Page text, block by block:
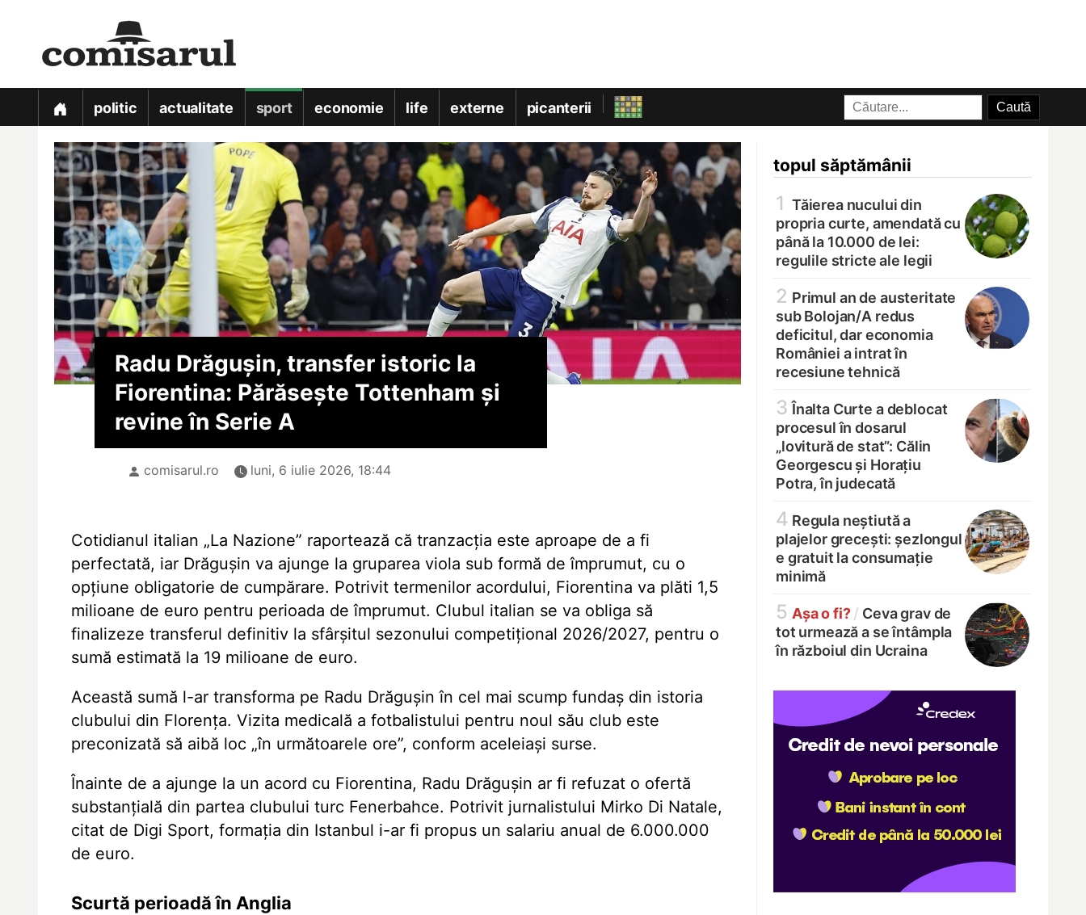
politic actualitate sport economie life externe picanterii
topul săptămânii
1 Tăierea nucului din
propria curte, amendată cu
până la 10.000 de lei:
regulile stricte ale legii
2 Primul an de austeritate
sub Bolojan/A redus
deficitul, dar economia
României a intrat în
recesiune tehnică
3 Înalta Curte a deblocat
procesul în dosarul
„lovitură de stat”: Călin
Georgescu și Horațiu
Potra, în judecată
4 Regula neștiută a
plajelor grecești: șezlongul
e gratuit la consumație
minimă
5 Așa o fi? / Ceva grav de
tot urmează a se întâmpla
în războiul din Ucraina
Radu Drăgușin, transfer istoric la
Fiorentina: Părăsește Tottenham și
revine în Serie A
comisarul.ro luni, 6 iulie 2026, 18:44
Cotidianul italian „La Nazione” raportează că tranzacția este aproape de a fi
perfectată, iar Drăgușin va ajunge la gruparea viola sub formă de împrumut, cu o
opțiune obligatorie de cumpărare. Potrivit termenilor acordului, Fiorentina va plăti 1,5
milioane de euro pentru perioada de împrumut. Clubul italian se va obliga să
finalizeze transferul definitiv la sfârșitul sezonului competițional 2026/2027, pentru o
sumă estimată la 19 milioane de euro.
Această sumă l-ar transforma pe Radu Drăgușin în cel mai scump fundaș din istoria
clubului din Florența. Vizita medicală a fotbalistului pentru noul său club este
preconizată să aibă loc „în următoarele ore”, conform aceleiași surse.
Înainte de a ajunge la un acord cu Fiorentina, Radu Drăgușin ar fi refuzat o ofertă
substanțială din partea clubului turc Fenerbahce. Potrivit jurnalistului Mirko Di Natale,
citat de Digi Sport, formația din Istanbul i-ar fi propus un salariu anual de 6.000.000
de euro.
Scurtă perioadă în Anglia